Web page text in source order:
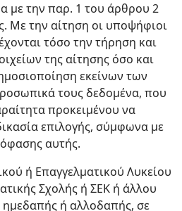
με την παρ. 1 του άρθρου 2
Με την αίτηση οι υποψήφιοι
τόσο την τήρηση και
της αίτησης όσο και
εκείνων των
τους δεδομένα, που
προκειμένου να
επιλογής, σύμφωνα με
αυτής.
ή Επαγγελματικού Λυκείου
Σχολής ή ΣΕΚ ή άλλου
ημεδαπής ή αλλοδαπής, σε